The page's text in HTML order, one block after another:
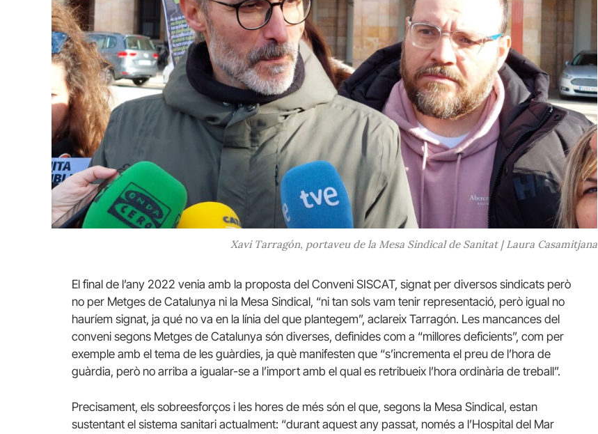
Xavi Tarragón, portaveu de la Mesa Sindical de Sanitat | Laura Casamitjana
El final de l’any 2022 venia amb la proposta del Conveni SISCAT, signat per diversos sindicats però
no per Metges de Catalunya ni la Mesa Sindical, “ni tan sols vam tenir representació, però igual no
hauríem signat, ja qué no va en la línia del que plantegem”, aclareix Tarragón. Les mancances del
conveni segons Metges de Catalunya són diverses, definides com a “millores deficients”, com per
exemple amb el tema de les guàrdies, ja què manifesten que “s’incrementa el preu de l’hora de
guàrdia, però no arriba a igualar-se a l’import amb el qual es retribueix l’hora ordinària de treball”.
Precisament, els sobreesforços i les hores de més són el que, segons la Mesa Sindical, estan
sustentant el sistema sanitari actualment: “durant aquest any passat, només a l’Hospital del Mar